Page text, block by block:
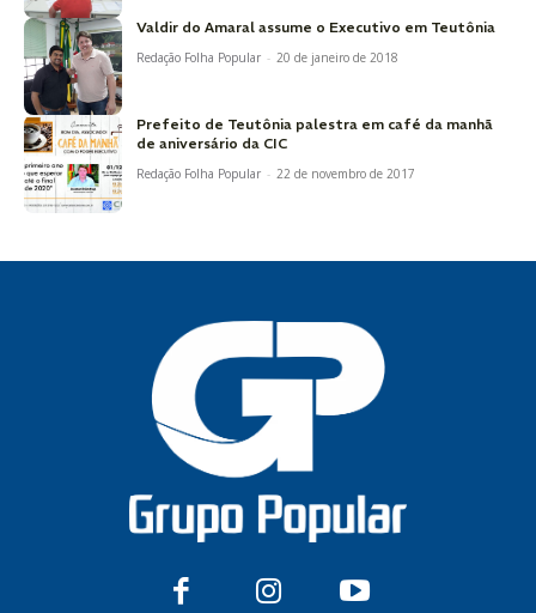
Valdir do Amaral assume o Executivo em Teutônia
Redação Folha Popular - 20 de janeiro de 2018
Prefeito de Teutônia palestra em café da manhã
de aniversário da CIC
Redação Folha Popular - 22 de novembro de 2017